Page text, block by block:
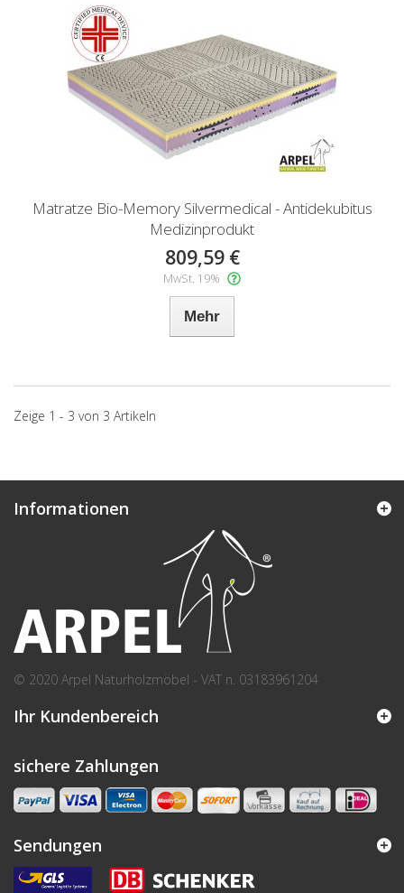
Matratze Bio-Memory Silvermedical - Antidekubitus
Medizinprodukt
809,59 €
MwSt. 19%
Mehr
Zeige 1 - 3 von 3 Artikeln
Informationen
© 2020 Arpel Naturholzmöbel - VAT n. 03183961204
Ihr Kundenbereich
sichere Zahlungen
Sendungen